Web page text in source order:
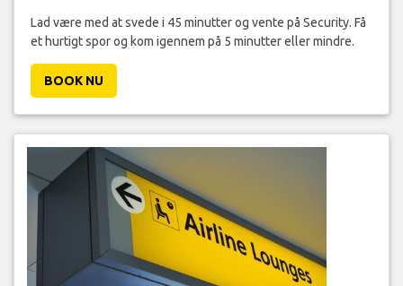
Lad være med at svede i 45 minutter og vente på Security. Få
et hurtigt spor og kom igennem på 5 minutter eller mindre.
BOOK NU